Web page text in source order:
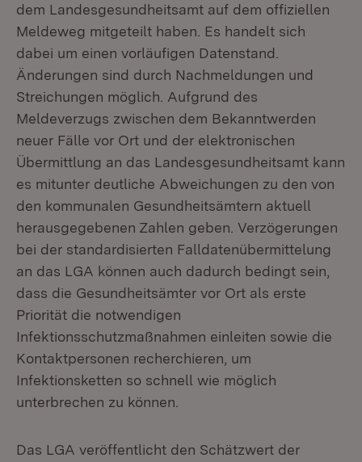
dem Landesgesundheitsamt auf dem offiziellen
Meldeweg mitgeteilt haben. Es handelt sich
dabei um einen vorläufigen Datenstand.
Änderungen sind durch Nachmeldungen und
Streichungen möglich. Aufgrund des
Meldeverzugs zwischen dem Bekanntwerden
neuer Fälle vor Ort und der elektronischen
Übermittlung an das Landesgesundheitsamt kann
es mitunter deutliche Abweichungen zu den von
den kommunalen Gesundheitsämtern aktuell
herausgegebenen Zahlen geben. Verzögerungen
bei der standardisierten Falldatenübermittelung
an das LGA können auch dadurch bedingt sein,
dass die Gesundheitsämter vor Ort als erste
Priorität die notwendigen
Infektionsschutzmaßnahmen einleiten sowie die
Kontaktpersonen recherchieren, um
Infektionsketten so schnell wie möglich
unterbrechen zu können.
Das LGA veröffentlicht den Schätzwert der